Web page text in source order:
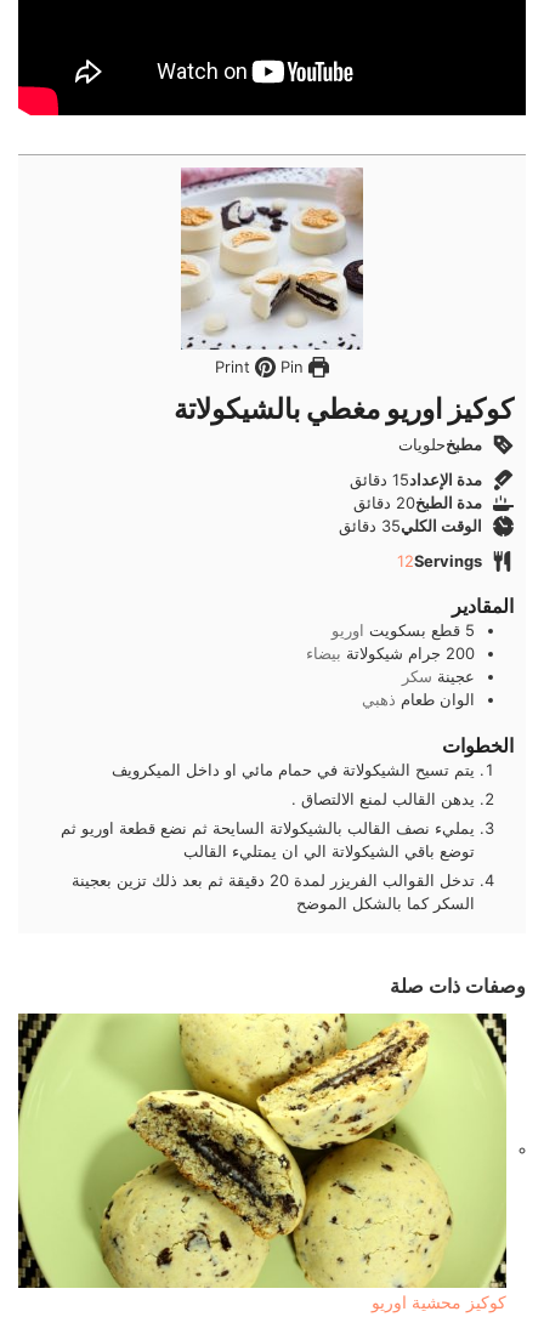
Pin
كوكيز اوريو مغطي بالشيكولاتة
مطبخحلويات
مدة الإعداد15دقائق
دقائق
مدة الطبخ20 دقائق
دقائق
الوقت الكلي35 دقائق
دقائق
Servings
12
المقادير
5 قطع بسكويت اوريو
200 جرام شيكولاتة بيضاء
عجينة سكر
الوان طعام ذهبي
الخطوات
يتم تسيح الشيكولاتة في حمام مائي او داخل الميكرويف
يدهن القالب لمنع الالتصاق .
يمليء نصف القالب بالشيكولاتة السايحة ثم نضع قطعة اوريو ثم
توضع باقي الشيكولاتة الي ان يمتليء القالب
تدخل القوالب الفريزر لمدة 20 دقيقة ثم بعد ذلك تزين بعجينة
السكر كما بالشكل الموضح
وصفات ذات صلة
كوكيز محشية اوريو